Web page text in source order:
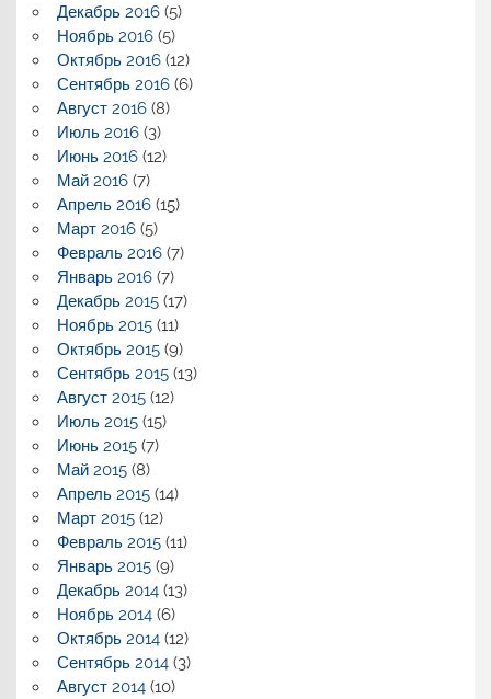
Декабрь 2016(5)
Ноябрь 2016(5)
Октябрь 2016(12)
Сентябрь 2016(6)
Август 2016(8)
Июль 2016(3)
Июнь 2016(12)
Май 2016(7)
Апрель 2016(15)
Март 2016(5)
Февраль 2016(7)
Январь 2016(7)
Декабрь 2015(17)
Ноябрь 2015(11)
Октябрь 2015(9)
Сентябрь 2015(13)
Август 2015(12)
Июль 2015(15)
Июнь 2015(7)
Май 2015(8)
Апрель 2015(14)
Март 2015(12)
Февраль 2015(11)
Январь 2015(9)
Декабрь 2014(13)
Ноябрь 2014(6)
Октябрь 2014(12)
Сентябрь 2014(3)
Август 2014(10)